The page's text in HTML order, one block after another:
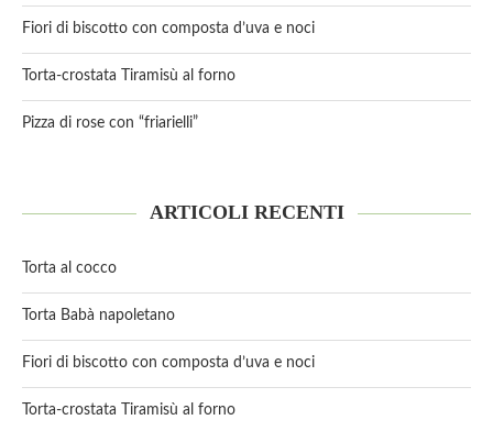
Fiori di biscotto con composta d’uva e noci
Torta-crostata Tiramisù al forno
Pizza di rose con “friarielli”
ARTICOLI RECENTI
Torta al cocco
Torta Babà napoletano
Fiori di biscotto con composta d’uva e noci
Torta-crostata Tiramisù al forno